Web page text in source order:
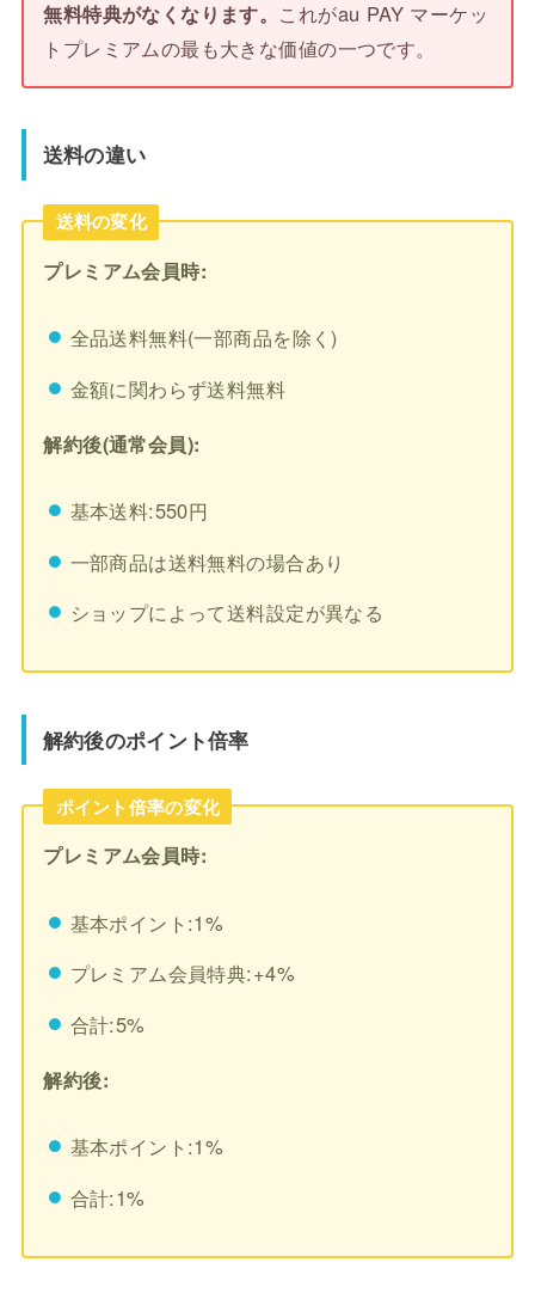
無料特典がなくなります。 これがau PAY マーケッ
トプレミアムの最も大きな価値の一つです。
送料の違い
送料の変化
プレミアム会員時:
全品送料無料(一部商品を除く)
金額に関わらず送料無料
解約後(通常会員):
基本送料:550円
一部商品は送料無料の場合あり
ショップによって送料設定が異なる
解約後のポイント倍率
ポイント倍率の変化
プレミアム会員時:
基本ポイント:1%
プレミアム会員特典:+4%
合計:5%
解約後:
基本ポイント:1%
合計:1%